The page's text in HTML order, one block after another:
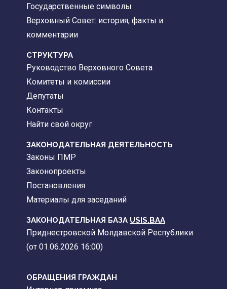
Государственные символы
Верховный Совет: история, факты и
комментарии
CТРУКТУРА
Руководство Верховного Совета
Комитеты и комиссии
Депутаты
Контакты
Найти свой округ
ЗАКОНОДАТЕЛЬНАЯ ДЕЯТЕЛЬНОСТЬ
Законы ПМР
Законопроекты
Постановления
Материалы для заседаний
ЗАКОНОДАТЕЛЬНАЯ БАЗА USIS.BAA
Приднестровской Молдавской Республики
(от 01.06.2026 16:00)
ОБРАЩЕНИЯ ГРАЖДАН